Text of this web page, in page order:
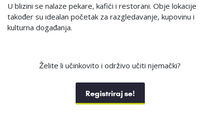
U blizini se nalaze pekare, kafići i restorani. Obje lokacije
također su idealan početak za razgledavanje, kupovinu i
kulturna događanja.
Želite li učinkovito i održivo učiti njemački?
Registriraj se!